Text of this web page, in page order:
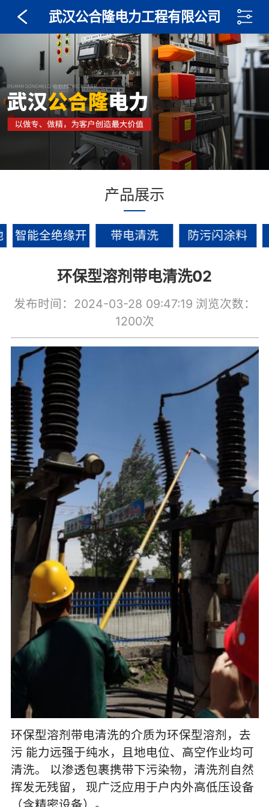
武汉公合隆电力工程有限公司
产品展示
智能全绝缘开
带电清洗 防污闪涂料
环保型溶剂带电清洗02
发布时间：2024-03-28 09:47:19 浏览次数：
1200次
环保型溶剂带电清洗的介质为环保型溶剂，去
污 能力远强于纯水，且地电位、高空作业均可
清洗。 以渗透包裹携带下污染物，清洗剂自然
挥发无残留， 现广泛应用于户内外高低压设备